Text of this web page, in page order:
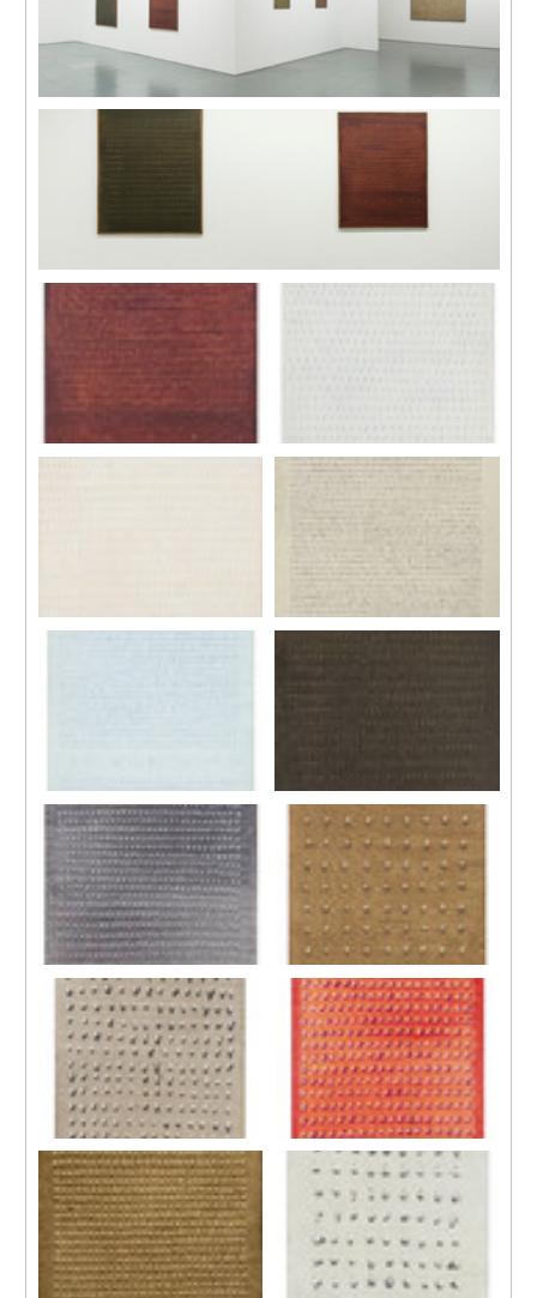
展覽現場，馬凌畫廊，香港，2016
展覽現場，馬凌畫廊，香港，2016
74-820
74-5
74-927
74-65
74-8
1974
塑膠彩、畫布
139 x 106 公分
75-111
1975
塑膠彩、畫布
163 x 131 公分
75-17
1975
塑膠彩、畫布
163 x 131 公分
76-816
1976
塑膠彩、畫布
130 x 97 公分
76-726
1976
塑膠彩、畫布
163 x 131 公分
76-416
塑膠彩、畫布
163 x 131 公分